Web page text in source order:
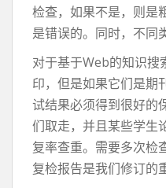
检查，如果不是，则是
是错误的。同时，不同
对于基于Web的知识搜
印，但是如果它们是期
试结果必须得到很好的
们取走，并且某些学生
复率查重。需要多次检
复检报告是我们修订的